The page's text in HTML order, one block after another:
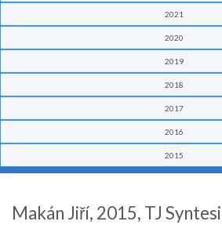
2021
2020
2019
2018
2017
2016
2015
Makán Jiří, 2015, TJ